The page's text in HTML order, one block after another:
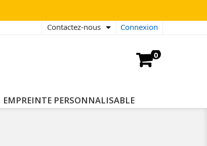
Connexion
Contactez-nous
0
EMPREINTE PERSONNALISABLE